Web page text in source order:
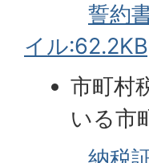
誓約
イル
市町村
いる市